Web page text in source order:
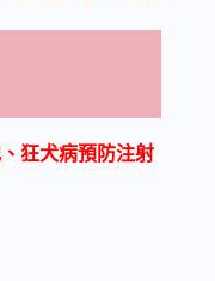
狂犬病預防注射